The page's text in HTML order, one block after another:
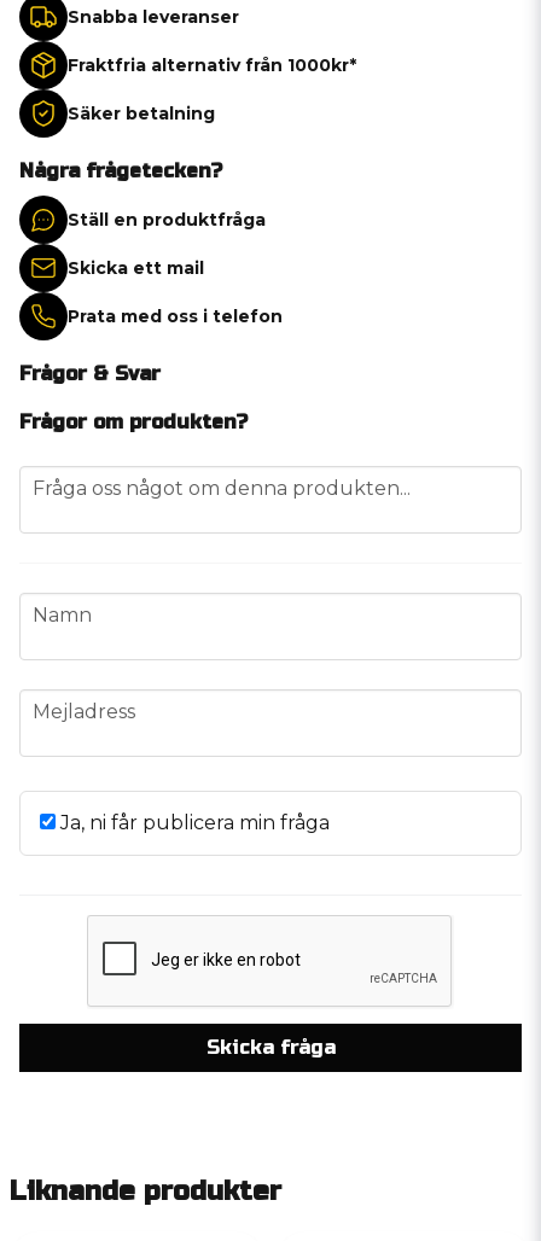
Snabba leveranser
Fraktfria alternativ från 1000kr*
Säker betalning
Några frågetecken?
Ställ en produktfråga
Skicka ett mail
Prata med oss i telefon
Frågor & Svar
Frågor om produkten?
question
Fråga oss något om denna produkten...
name
Namn
email
Mejladress
Ja, ni får publicera min fråga
Skicka fråga
Liknande produkter